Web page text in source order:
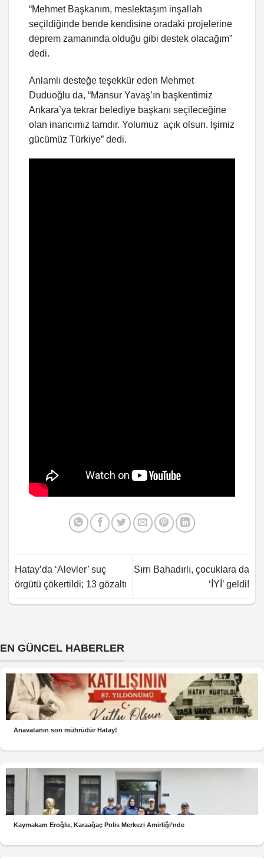
“Mehmet Başkanım, meslektaşım inşallah
seçildiğinde bende kendisine oradaki projelerine
deprem zamanında olduğu gibi destek olacağım”
dedi.
Anlamlı desteğe teşekkür eden Mehmet
Duduoğlu da, “Mansur Yavaş’ın başkentimiz
Ankara’ya tekrar belediye başkanı seçileceğine
olan inancımız tamdır. Yolumuz açık olsun. İşimiz
gücümüz Türkiye” dedi.
Hatay’da ‘Alevler’ suç
örgütü çökertildi; 13 gözaltı
Sırrı Bahadırlı, çocuklara da
‘İYİ’ geldi!
EN GÜNCEL HABERLER
Anavatanın son mührüdür Hatay!
Kaymakam Eroğlu, Karaağaç Polis Merkezi Amirliği’nde